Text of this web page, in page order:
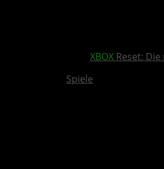
XBOX Reset:
Spiele